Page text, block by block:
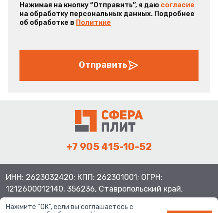
Нажимая на кнопку “Отправить”, я даю согласие
на обработку персональных данных. Подробнее
об обработке в Политике
Отправить
+7 905 415-10-52
ИНН: 2623032420; КПП: 262301001; ОГРН:
1212600012140, 356236, Ставропольский край,
Нажмите “ОК”, если вы соглашаетесь с